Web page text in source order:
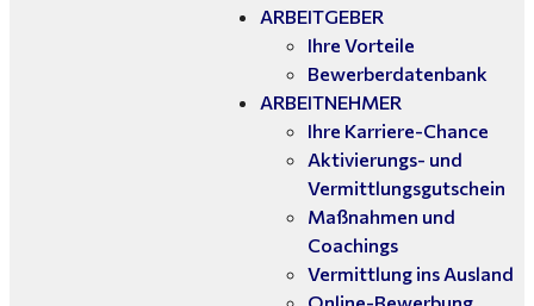
ARBEITGEBER
Ihre Vorteile
Bewerberdatenbank
ARBEITNEHMER
Ihre Karriere-Chance
Aktivierungs- und
Vermittlungsgutschein
Maßnahmen und
Coachings
Vermittlung ins Ausland